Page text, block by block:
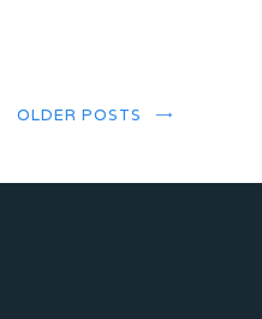
OLDER POSTS